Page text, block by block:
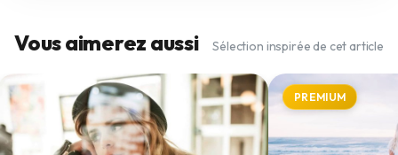
Vous aimerez aussi Sélection inspirée de cet article
PREMIUM